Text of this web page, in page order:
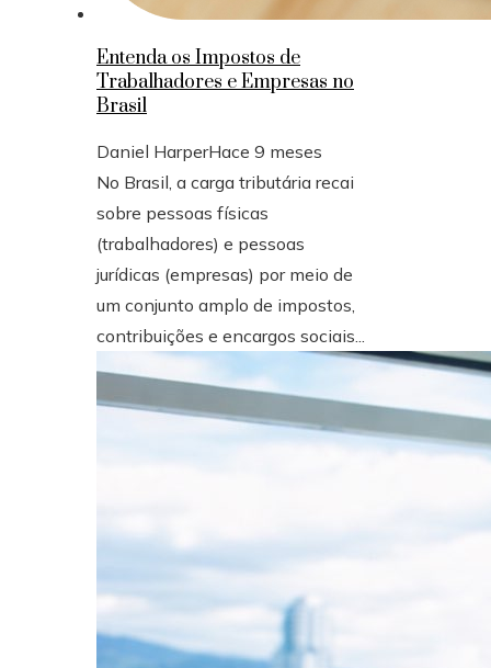
Entenda os Impostos de
Trabalhadores e Empresas no
Brasil
Daniel HarperHace 9 meses
No Brasil, a carga tributária recai
sobre pessoas físicas
(trabalhadores) e pessoas
jurídicas (empresas) por meio de
um conjunto amplo de impostos,
contribuições e encargos sociais...